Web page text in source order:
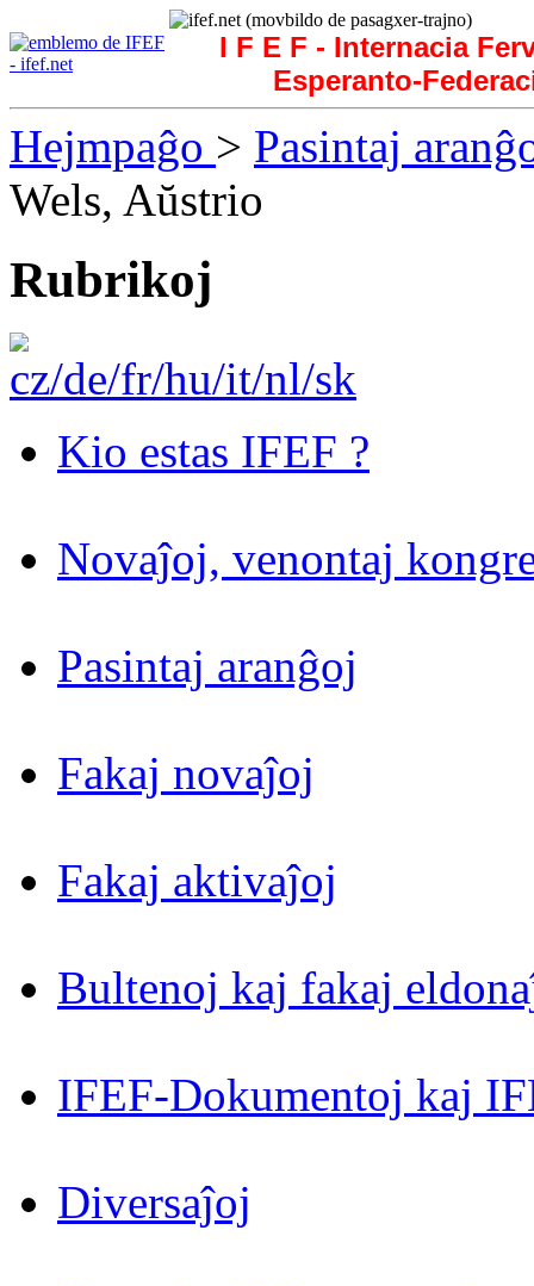
I F E F - Internacia
Esperanto-
Hejmpaĝo > Pasintaj
Wels, Aŭstrio
Rubrikoj
Kio estas IFEF ?
Novaĵoj, venontaj
Pasintaj aranĝoj
Fakaj novaĵoj
Fakaj aktivaĵoj
Bultenoj kaj fakaj
IFEF-Dokumentoj kaj
Diversaĵoj